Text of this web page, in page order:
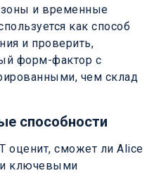
и временные
как способ
и проверить,
форм-фактор с
чем склад
способности
оценит, сможет ли Alice
ключевыми